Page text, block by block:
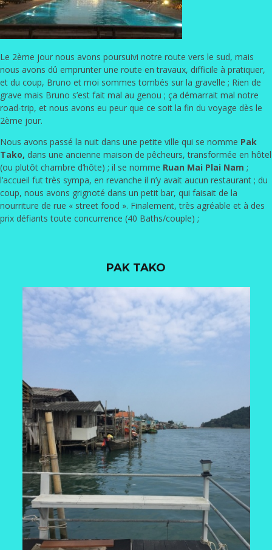
Le 2ème jour nous avons poursuivi notre route vers le sud, mais
nous avons dû emprunter une route en travaux, difficile à pratiquer,
et du coup, Bruno et moi sommes tombés sur la gravelle ; Rien de
grave mais Bruno s’est fait mal au genou ; ça démarrait mal notre
road-trip, et nous avons eu peur que ce soit la fin du voyage dès le
2ème jour.
Nous avons passé la nuit dans une petite ville qui se nomme Pak
Tako, dans une ancienne maison de pêcheurs, transformée en hôtel
(ou plutôt chambre d’hôte) ; il se nomme Ruan Mai Plai Nam ;
l’accueil fut très sympa, en revanche il n’y avait aucun restaurant ; du
coup, nous avons grignoté dans un petit bar, qui faisait de la
nourriture de rue « street food ». Finalement, très agréable et à des
prix défiants toute concurrence (40 Baths/couple) ;
PAK TAKO